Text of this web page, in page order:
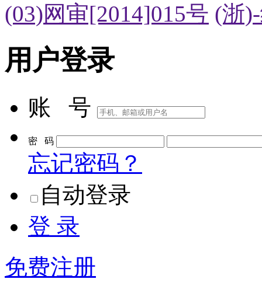
(03)网审[2014]015号 (浙
用户登录
账 号
密 码
忘记密码？
自动登录
登 录
免费注册